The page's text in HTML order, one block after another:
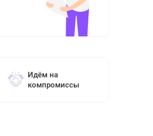
Идём на
компромиссы